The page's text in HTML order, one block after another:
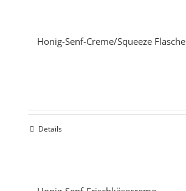
Honig-Senf-Creme/Squeeze Flasche
Details